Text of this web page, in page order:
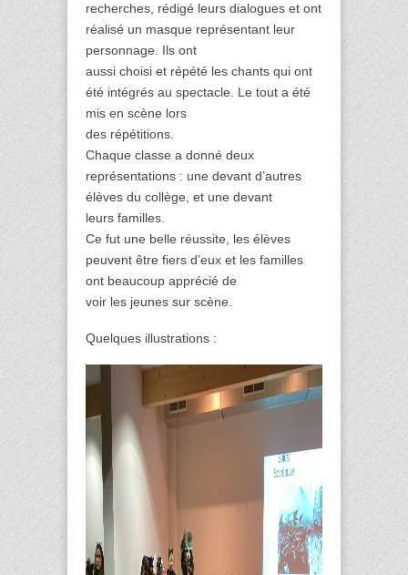
recherches, rédigé leurs dialogues et ont
réalisé un masque représentant leur
personnage. Ils ont
aussi choisi et répété les chants qui ont
été intégrés au spectacle. Le tout a été
mis en scène lors
des répétitions.
Chaque classe a donné deux
représentations : une devant d’autres
élèves du collège, et une devant
leurs familles.
Ce fut une belle réussite, les élèves
peuvent être fiers d’eux et les familles
ont beaucoup apprécié de
voir les jeunes sur scène.
Quelques illustrations :